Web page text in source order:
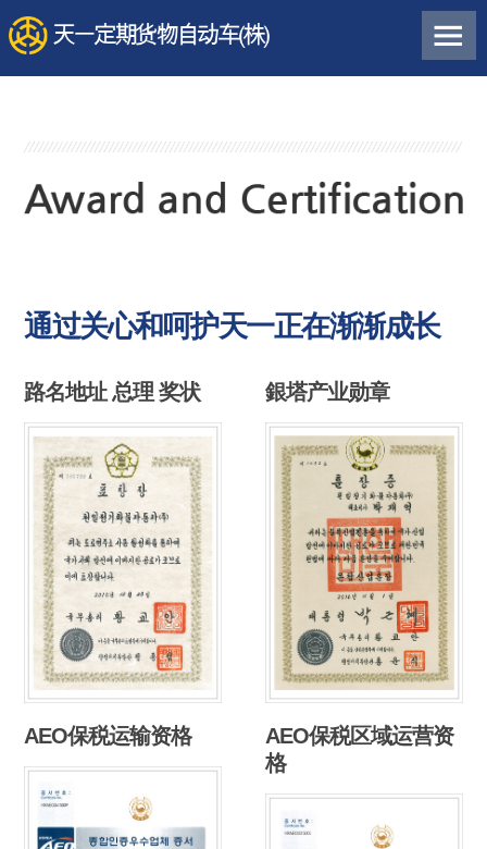
通过关心和呵护天一正在渐渐成长
路名地址 总理 奖状 銀塔产业勋章
AEO保税运输资格
AEO保税区域运营资
格